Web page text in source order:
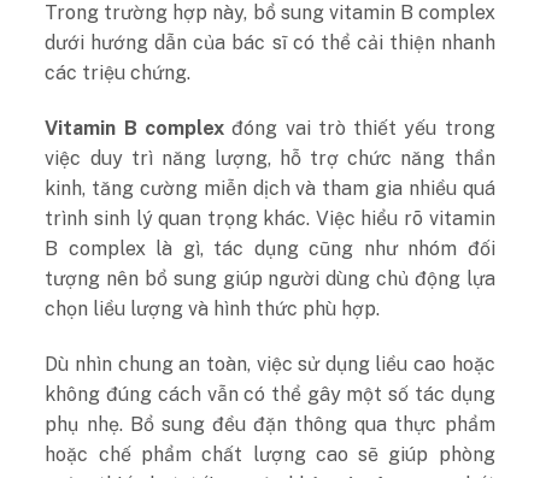
Trong trường hợp này, bổ sung vitamin B complex
dưới hướng dẫn của bác sĩ có thể cải thiện nhanh
các triệu chứng.
Vitamin B complexđóng vai trò thiết yếu trong
việc duy trì năng lượng, hỗ trợ chức năng thần
kinh, tăng cường miễn dịch và tham gia nhiều quá
trình sinh lý quan trọng khác. Việc hiểu rõ vitamin
B complex là gì, tác dụng cũng như nhóm đối
tượng nên bổ sung giúp người dùng chủ động lựa
chọn liều lượng và hình thức phù hợp.
Dù nhìn chung an toàn, việc sử dụng liều cao hoặc
không đúng cách vẫn có thể gây một số tác dụng
phụ nhẹ. Bổ sung đều đặn thông qua thực phẩm
hoặc chế phẩm chất lượng cao sẽ giúp phòng